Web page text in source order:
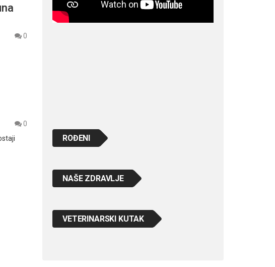
0
0
ROĐENI
NAŠE ZDRAVLJE
VETERINARSKI KUTAK